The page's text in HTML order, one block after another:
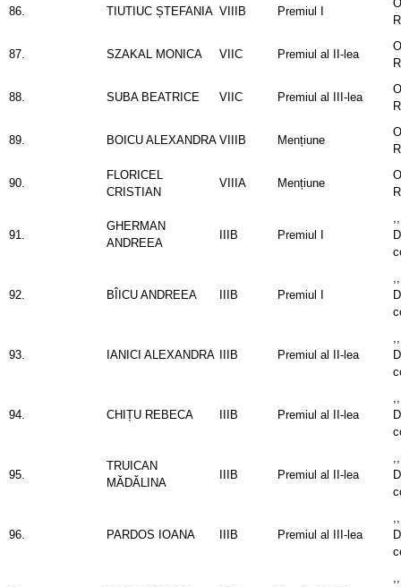
86. TIUTIUC ȘTEFANIA VIIIB Premiul I
87. SZAKAL MONICA VIIC Premiul al II-lea
88. SUBA BEATRICE VIIC Premiul al III-lea
89. BOICU ALEXANDRA VIIIB Mențiune
90.
FLORICEL
CRISTIAN
VIIIA Mențiune
91.
GHERMAN
ANDREEA
IIIB Premiul I
92. BÎICU ANDREEA IIIB Premiul I
93. IANICI ALEXANDRA IIIB Premiul al II-lea
94. CHIȚU REBECA IIIB Premiul al II-lea
95.
TRUICAN
MĂDĂLINA
IIIB Premiul al II-lea
96. PARDOS IOANA IIIB Premiul al III-lea